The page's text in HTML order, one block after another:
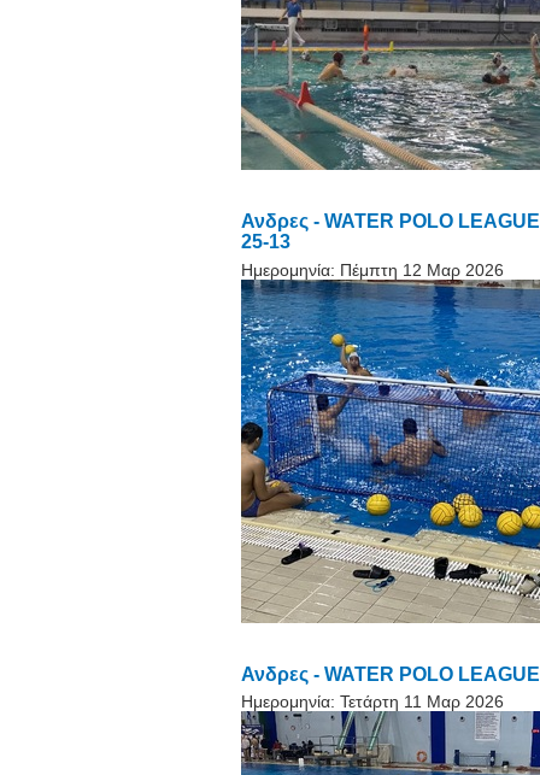
Ανδρες - WATER POLO
25-13
Ημερομηνία: Πέμπτη 12 Μαρ 2026
Ανδρες - WATER POLO
Ημερομηνία: Τετάρτη 11 Μαρ 2026